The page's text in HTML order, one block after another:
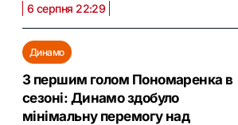
6 серпня 22:29
Динамо
З першим голом Пономаренка в
сезоні: Динамо здобуло
мінімальну перемогу над